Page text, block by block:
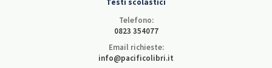
Telefono:
0823 354077
Email richieste:
info@pacificolibri.it